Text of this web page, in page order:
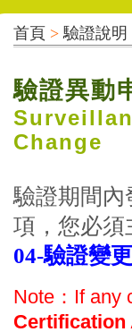
首頁 >驗證說明
驗證異動
Change
驗證期間內
項，您必須
04-驗證變
Note：If any
Certification